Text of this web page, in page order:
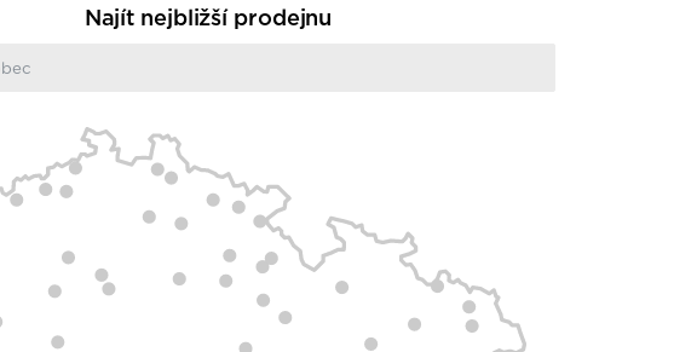
Najít nejbližší prodejnu